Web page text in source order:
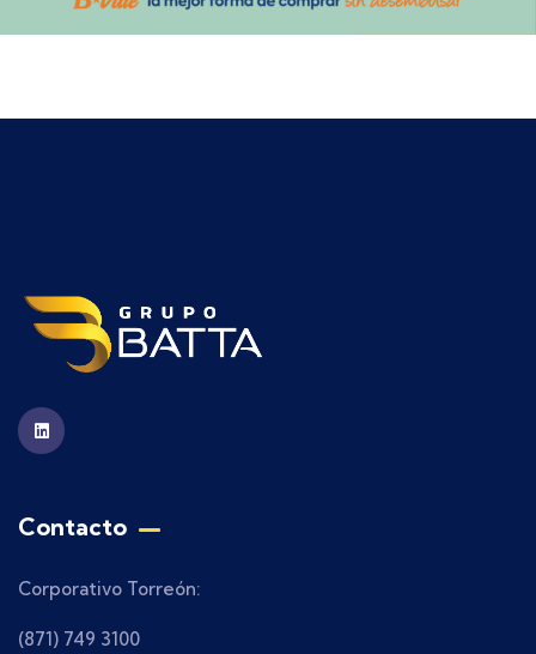
Contacto
Corporativo Torreón:
(871) 749 3100